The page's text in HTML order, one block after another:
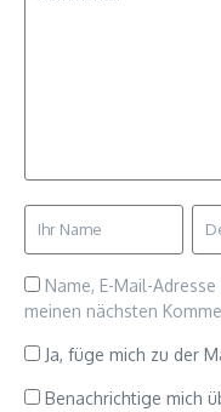
Name, E-Mail-
meinen nächsten
Ja, füge mich zu der
Benachrichtige mich